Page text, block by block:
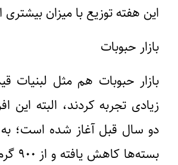
این هفته توزیع با میزان
بازار حبوبات
بازار حبوبات هم مثل لبنیات
زیادی تجربه کردند، البته این
دو سال قبل آغاز شده است؛